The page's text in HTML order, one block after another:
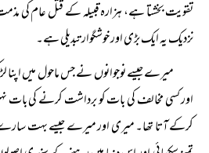
تقویت بخشتا ہے، ہزارہ قبیلہ کے قتل عام کی
نزدیک یہ ایک بڑی اور خوشگوار تبدیلی ہے۔
میرے جیسے نوجوانوں نے جس ماحول میں اپنا
اور کسی مخالف کی بات کو برداشت کرنے کی بات
کرکے آتا تھا۔ میری اور میرے جیسے بہت سارے